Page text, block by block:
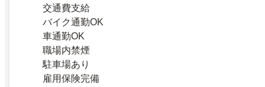
交通費支給
バイク通勤OK
車通勤OK
職場内禁煙
駐車場あり
雇用保険完備